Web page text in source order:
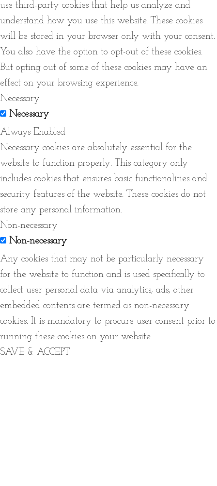
use third-party cookies that help us analyze and
understand how you use this website. These cookies
will be stored in your browser only with your consent.
You also have the option to opt-out of these cookies.
But opting out of some of these cookies may have an
effect on your browsing experience.
Necessary
Necessary
Always Enabled
Necessary cookies are absolutely essential for the
website to function properly. This category only
includes cookies that ensures basic functionalities and
security features of the website. These cookies do not
store any personal information.
Non-necessary
Non-necessary
Any cookies that may not be particularly necessary
for the website to function and is used specifically to
collect user personal data via analytics, ads, other
embedded contents are termed as non-necessary
cookies. It is mandatory to procure user consent prior to
running these cookies on your website.
SAVE & ACCEPT